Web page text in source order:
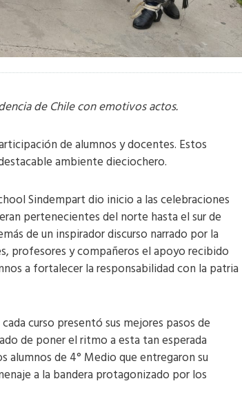
de Chile con emotivos actos.
de alumnos y docentes. Estos
ambiente dieciochero.
Sindempart dio inicio a las celebraciones
pertenecientes del norte hasta el sur de
de un inspirador discurso narrado por la
profesores y compañeros el apoyo recibido
a fortalecer la responsabilidad con la patria
curso presentó sus mejores pasos de
de poner el ritmo a esta tan esperada
de 4° Medio que entregaron su
a la bandera protagonizado por los